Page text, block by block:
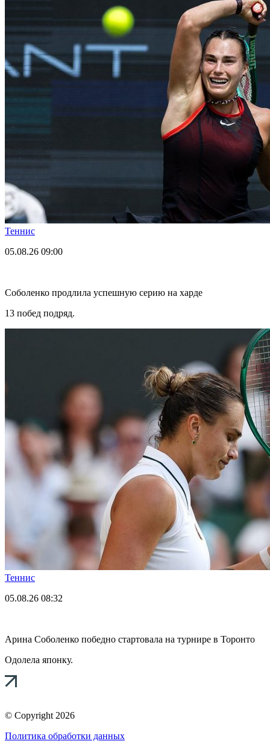
Теннис
05.08.26 09:00
Соболенко продлила успешную серию на харде
13 побед подряд.
Теннис
05.08.26 08:32
Арина Соболенко победно стартовала на турнире в Торонто
Одолела японку.
© Copyright 2026
Политика обработки данных